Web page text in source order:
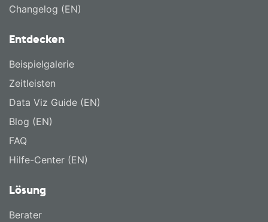
Changelog (EN)
Entdecken
Beispielgalerie
Zeitleisten
Data Viz Guide (EN)
Blog (EN)
FAQ
Hilfe-Center (EN)
Lösung
Berater